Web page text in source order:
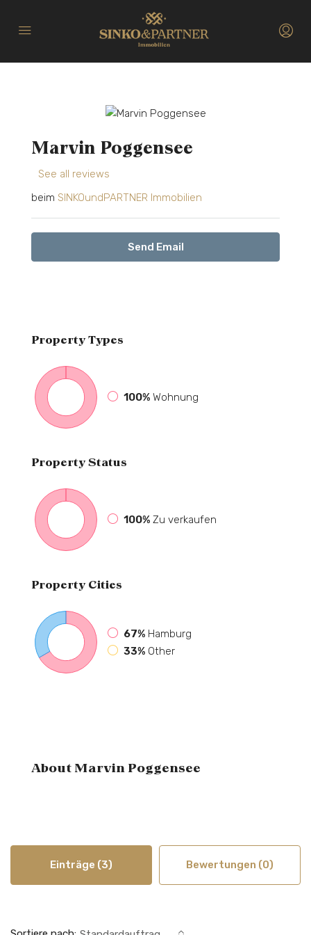
Marvin Poggensee
See all reviews
beim SINKOundPARTNER Immobilien
Send Email
PropertyTypes
100% Wohnung
PropertyStatus
100% Zu verkaufen
Property Cities
67% Hamburg
33% Other
About Marvin Poggensee
Einträge (3) Bewertungen (0)